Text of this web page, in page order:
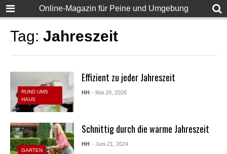
Online-Magazin für Peine und Umgebung
Tag: Jahreszeit
RUND UMS
HAUS
Effizient zu jeder Jahreszeit
HH - Mai 28, 2026
GARTEN
Schnittig durch die warme Jahreszeit
HH - Juni 21, 2024